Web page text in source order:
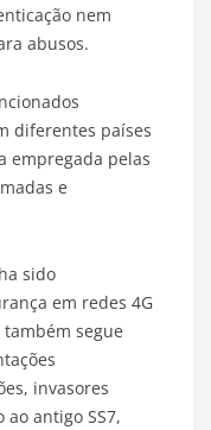
nem
abusos.
diferentes países
empregada pelas
e
sido
em redes 4G
segue
invasores
antigo SS7,